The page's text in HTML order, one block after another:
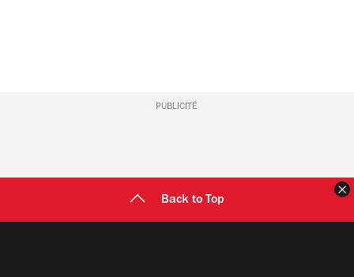
PUBLICITÉ
Back to Top